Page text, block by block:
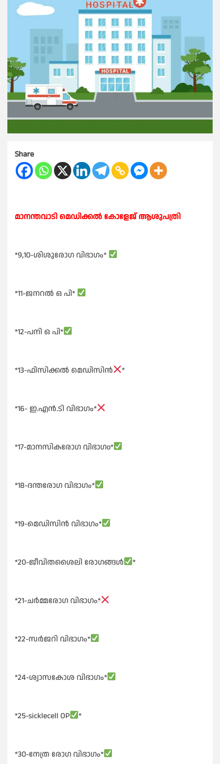
Share
മാനന്തവാടി മെഡിക്കൽ കോളേജ് ആശുപത്രി
*9,10-ശിശുരോഗ വിഭാഗം*
*11-ജനറൽ ഒ പി*
*12-പനി ഒ പി*
*13-ഫിസിക്കൽ മെഡിസിൻ *
*16- ഇ.എൻ.ടി വിഭാഗം*
*17-മാനസികരോഗ വിഭാഗo*
*18-ദന്തരോഗ വിഭാഗം*
*19-മെഡിസിൻ വിഭാഗം*
*20-ജീവിതശൈലി രോഗങ്ങൾ *
*21-ചർമ്മരോഗ വിഭാഗം*
*22-സർജറി വിഭാഗം*
*24-ശ്വാസകോശ വിഭാഗം*
*25-sicklecell OP *
*30-നേത്ര രോഗ വിഭാഗം*